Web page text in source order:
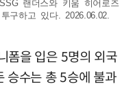
랜더스와 키움 히어로즈
구하고 있다. 2026.06.02.
폼을 입은 5명의 외국
승수는 총 5승에 불과